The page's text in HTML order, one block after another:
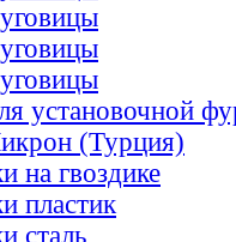
установочной
(Турция)
на гвоздике
пластик
сталь